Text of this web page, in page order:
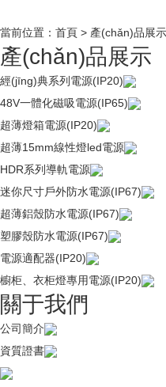
當前位置： 首頁 > 產(chǎn)品展示
產(chǎn)品展示
經(jīng)典系列電源(IP20)
48V一體化磁吸電源(IP65)
超薄燈箱電源(IP20)
超薄15mm線性燈led電源
HDR系列導軌電源
迷你尺寸戶外防水電源(IP67)
超薄鋁殼防水電源(IP67)
塑膠殼防水電源(IP67)
電源適配器(IP20)
櫥柜、衣柜燈專用電源(IP20)
關于我們
公司簡介
資質證書